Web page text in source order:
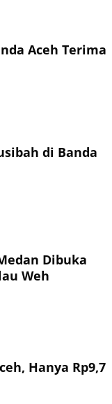
Aceh Terima
di Banda
Dibuka
Weh
Hanya Rp9,7